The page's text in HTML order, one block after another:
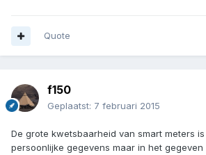
Quote
f150
Geplaatst: 7 februari 2015
De grote kwetsbaarheid van smart meters
persoonlijke gegevens maar in het